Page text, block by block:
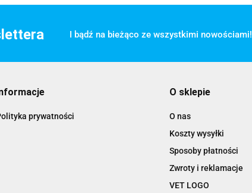
I bądź na bieżąco ze wszystkimi nowościami!
prywatności
O sklepie
O nas
Koszty wysyłki
Sposoby płatności
Zwroty i reklamacje
VET LOGO